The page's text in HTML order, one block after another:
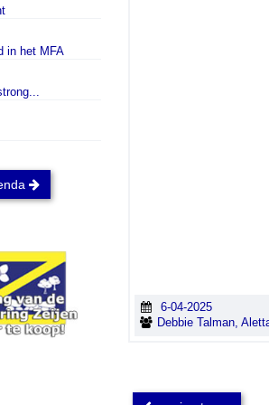
in het MFA
6-04-2025
Debbie Talman,